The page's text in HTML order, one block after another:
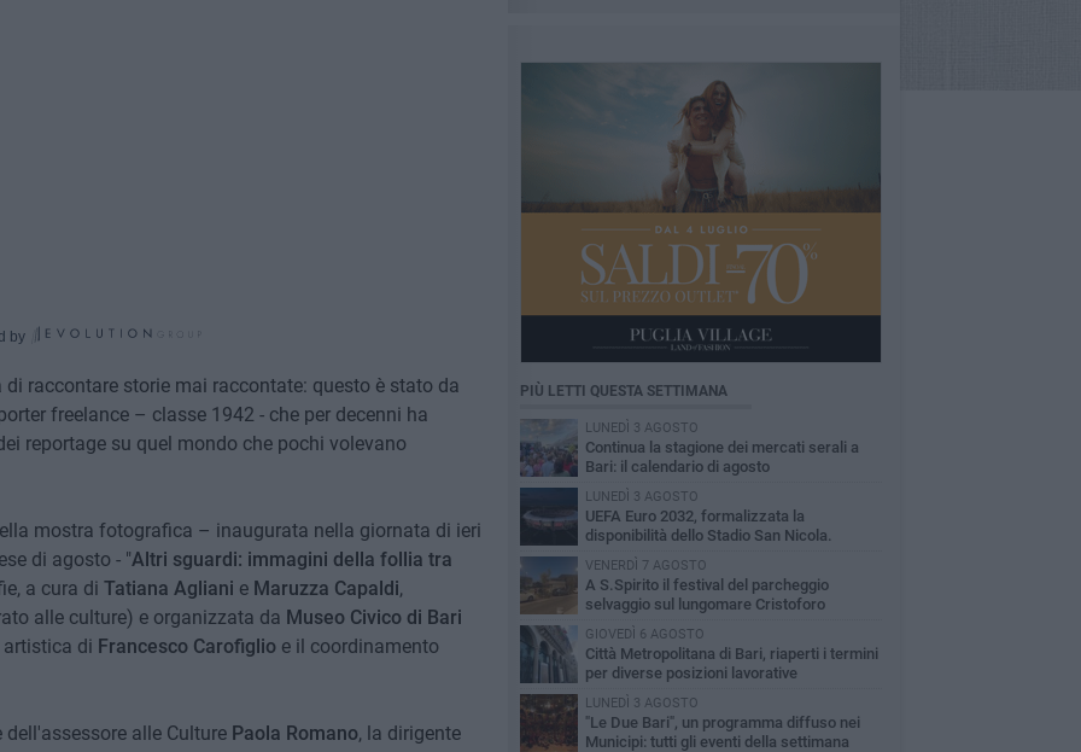
by
raccontare storie mai raccontate: questo è stato da
freelance – classe 1942 - che per decenni ha
reportage su quel mondo che pochi volevano
mostra fotografica – inaugurata nella giornata di ieri
di agosto - "Altri sguardi: immagini della follia tra
a cura di Tatiana Agliani e Maruzza Capaldi,
alle culture) e organizzata da Museo Civico di Bari
artistica di Francesco Carofiglio e il coordinamento
dell'assessore alle Culture Paola Romano, la dirigente
PIÙ LETTI QUESTA SETTIMANA
LUNEDÌ 3 AGOSTO
Continua la stagione dei mercati serali a
Bari: il calendario di agosto
LUNEDÌ 3 AGOSTO
UEFA Euro 2032, formalizzata la
disponibilità dello Stadio San Nicola.
Leccese: «Bari è pronta»
VENERDÌ 7 AGOSTO
A S.Spirito il festival del parcheggio
selvaggio sul lungomare Cristoforo
Colombo
GIOVEDÌ 6 AGOSTO
Città Metropolitana di Bari, riaperti i termini
per diverse posizioni lavorative
LUNEDÌ 3 AGOSTO
"Le Due Bari", un programma diffuso nei
Municipi: tutti gli eventi della settimana